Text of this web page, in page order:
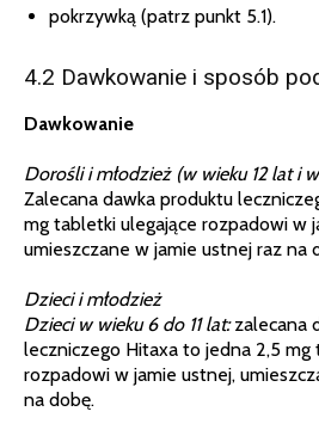
pokrzywką (patrz punkt 5.1).
4.2 Dawkowanie i sposób
Dawkowanie
Dorośli i młodzież (w wieku 12 lat i
Zalecana dawka produktu
mg tabletki ulegające rozpadowi w
umieszczane w jamie ustnej raz na
Dzieci i młodzież
Dzieci w wieku 6 do 11 lat:zalecana
leczniczego Hitaxa to jedna 2,5 mg
rozpadowi w jamie ustnej,
na dobę.